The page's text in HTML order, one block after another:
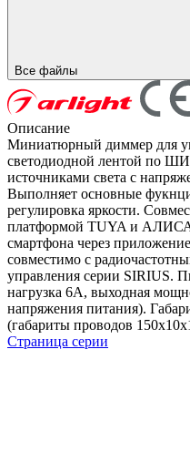
Все файлы
Описание
Миниатюрный диммер для
светодиодной лентой по
источниками света с
Выполняет основные
регулировка яркости.
платформой TUYA и
смартфона через
совместимо с
управления серии SIRIUS.
нагрузка 6А, выходная
напряжения питания).
(габариты проводов
Страница серии